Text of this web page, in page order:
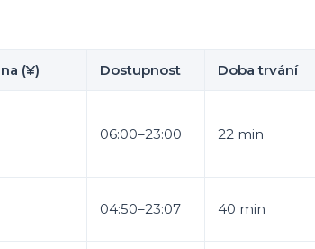
(¥) Dostupnost Doba trvání
06:00–23:00 22 min
04:50–23:07 40 min